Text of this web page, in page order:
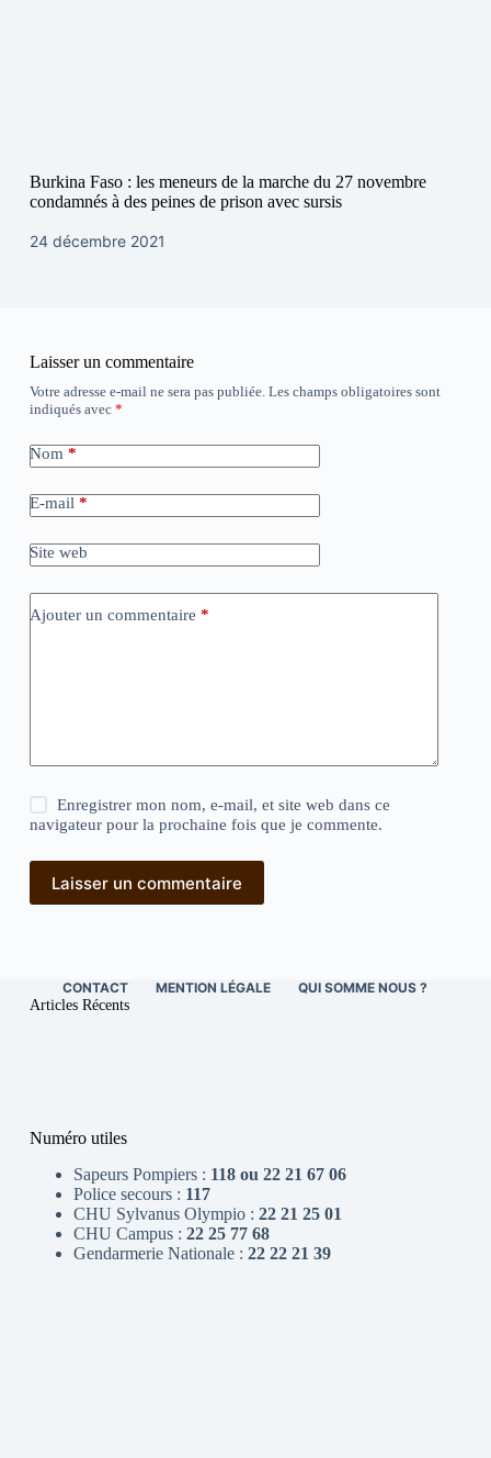
Burkina Faso : les meneurs de la marche du 27 novembre
condamnés à des peines de prison avec sursis
24 décembre 2021
Laisser un commentaire
Votre adresse e-mail ne sera pas publiée. Les champs obligatoires sont
indiqués avec *
Nom *
E-mail *
Site web
Ajouter un commentaire *
Enregistrer mon nom, e-mail, et site web dans ce
navigateur pour la prochaine fois que je commente.
Laisser un commentaire
CONTACT MENTION LÉGALE QUI SOMME NOUS ?
Articles Récents
Numéro utiles
Sapeurs Pompiers : 118 ou 22 21 67 06
Police secours : 117
CHU Sylvanus Olympio : 22 21 25 01
CHU Campus : 22 25 77 68
Gendarmerie Nationale : 22 22 21 39